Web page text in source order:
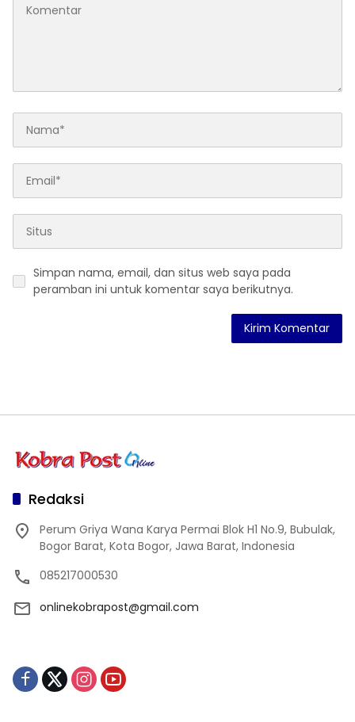
Simpan nama, email, dan situs web saya pada
peramban ini untuk komentar saya berikutnya.
Redaksi
Perum Griya Wana Karya Permai Blok H1 No.9, Bubulak,
Bogor Barat, Kota Bogor, Jawa Barat, Indonesia
085217000530
onlinekobrapost@gmail.com